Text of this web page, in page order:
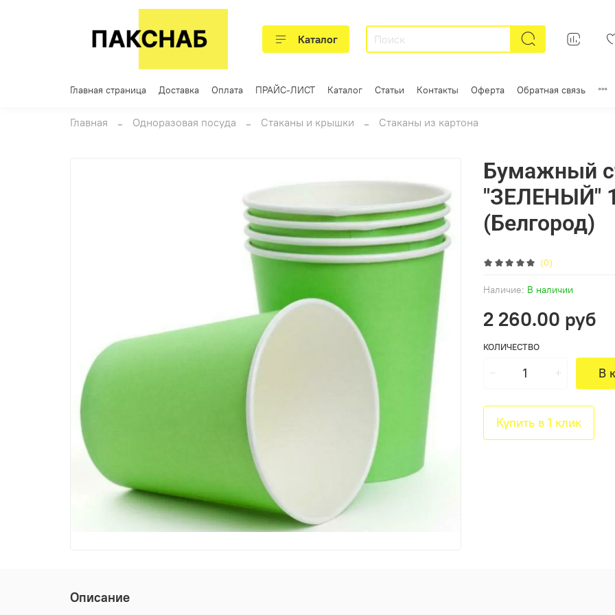
Каталог
Главная страница Доставка Оплата ПРАЙС-ЛИСТ Каталог Статьи Контакты Оферта Обратная связь
Главная Одноразовая посуда Стаканы и крышки Стаканы из картона
(0)
Наличие: В наличии
Бумажный
"ЗЕЛЕНЫЙ"
(Белгород)
2 260.00 руб
КОЛИЧЕСТВО
В
Купить в 1 клик
Описание